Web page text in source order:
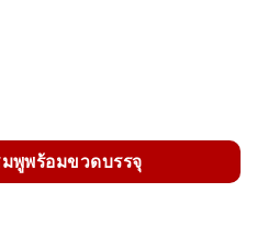
พูพร้อมขวดบรรจุ